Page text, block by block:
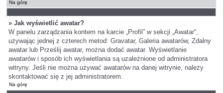
Na górę
» Jak wyświetlić awatar?
W panelu zarządzania kontem na karcie „Profil” w sekcji „Awatar”,
używając jednej z czterech metod: Gravatar, Galeria awatarów, Zdalny
awatar lub Prześlij awatar, można dodać awatar. Wyświetlanie
awatarów i sposób ich wyświetlania są uzależnione od administratora
witryny. Jeśli nie można używać awatarów na danej witrynie, należy
skontaktować się z jej administratorem.
Na górę